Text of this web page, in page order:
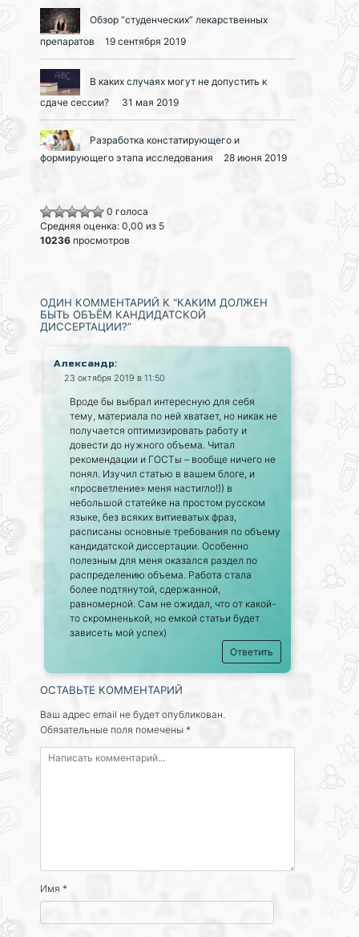
Обзор “студенческих” лекарственных
препаратов
19 сентября 2019
В каких случаях могут не допустить к
сдаче сессии?
31 мая 2019
Разработка констатирующего и
формирующего этапа исследования
28 июня 2019
0 голоса
Средняя оценка: 0,00 из 5
10236 просмотров
ОДИН КОММЕНТАРИЙ К “КАКИМ ДОЛЖЕН
БЫТЬ ОБЪЁМ КАНДИДАТСКОЙ
ДИССЕРТАЦИИ?”
Александр:
23 октября 2019 в 11:50
Вроде бы выбрал интересную для себя
тему, материала по ней хватает, но никак не
получается оптимизировать работу и
довести до нужного объема. Читал
рекомендации и ГОСТы – вообще ничего не
понял. Изучил статью в вашем блоге, и
«просветление» меня настигло!)) в
небольшой статейке на простом русском
языке, без всяких витиеватых фраз,
расписаны основные требования по объему
кандидатской диссертации. Особенно
полезным для меня оказался раздел по
распределению объема. Работа стала
более подтянутой, сдержанной,
равномерной. Сам не ожидал, что от какой-
то скромненькой, но емкой статьи будет
зависеть мой успех)
Ответить
ОСТАВЬТЕ КОММЕНТАРИЙ
Ваш адрес email не будет опубликован.
Обязательные поля помечены *
Имя *